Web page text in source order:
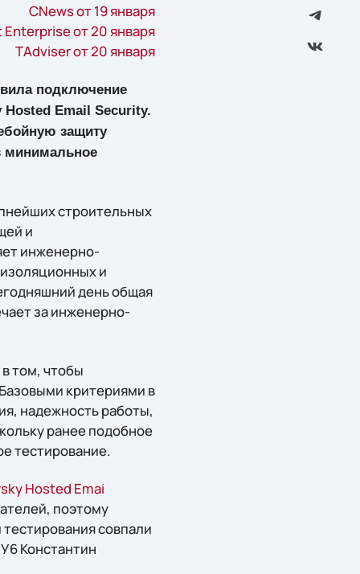
CNews от 19 января
от 20 января
TAdviser от 20 января
подключение
Hosted Email Security.
защиту
минимальное
строительных
и
инженерно-
и
день общая
за инженерно-
том, чтобы
критериями в
надежность работы,
ранее подобное
тестирование.
Hosted Emai
поэтому
совпали
Константин